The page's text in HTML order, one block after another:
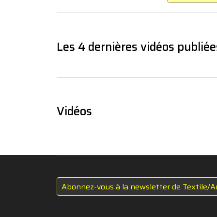
Les 4 dernières vidéos
Vidéos
Abonnez-vous à la newsletter de Textile/